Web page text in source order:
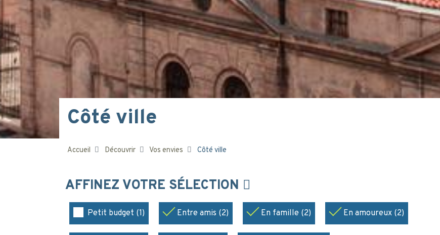
Côté ville
Accueil Découvrir Vos envies Côté ville
AFFINEZ VOTRE SÉLECTION
Petit budget (1) Entre amis (2) En famille (2) En amoureux (2)